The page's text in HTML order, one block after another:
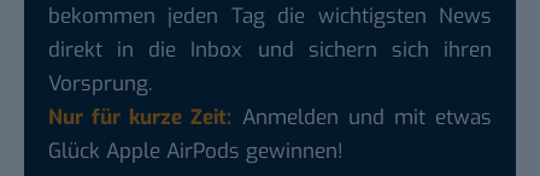
bekommen jeden Tag die wichtigsten News
direkt in die Inbox und sichern sich ihren
Vorsprung.
Nur für kurze Zeit: Anmelden und mit etwas
Glück Apple AirPods gewinnen!